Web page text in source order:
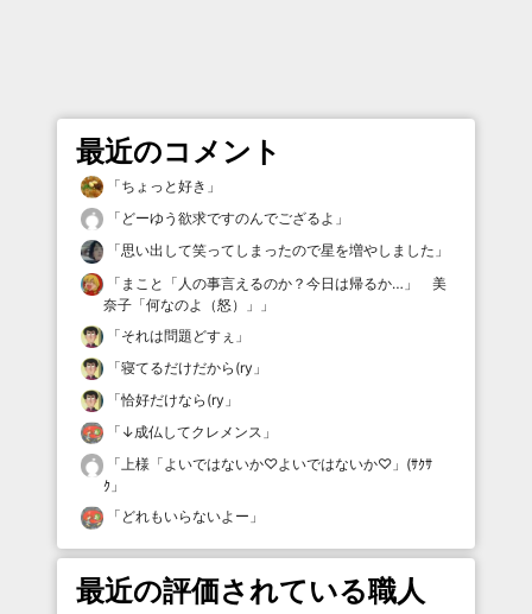
最近のコメント
「ちょっと好き 」
「 どーゆう欲求ですのんでござるよ 」
「思い出して笑ってしまったので星を増やしました 」
「 まこと「人の事言えるのか？今日は帰るか…」 美
奈子「何なのよ（怒）」
」
「それは問題どすぇ 」
「寝てるだけだから(ry 」
「恰好だけなら(ry 」
「 ↓成仏してクレメンス 」
「上様「よいではないか♡よいではないか♡」(ｻｸｻ
ｸ 」
「 どれもいらないよー 」
最近の評価されている職人